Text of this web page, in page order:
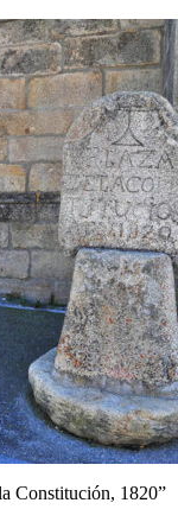
Constitución, 1820”